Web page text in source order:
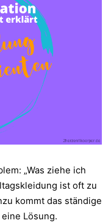
„Was ziehe ich
ist oft zu
kommt das ständige
eine Lösung.